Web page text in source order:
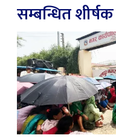
सम्बन्धित शीर्षक